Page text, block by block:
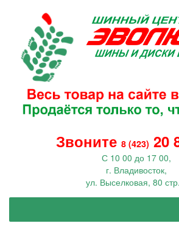
Звоните 8 (423) 20
С 10 00 до 17 00,
г. Владивосток,
ул. Выселковая, 80